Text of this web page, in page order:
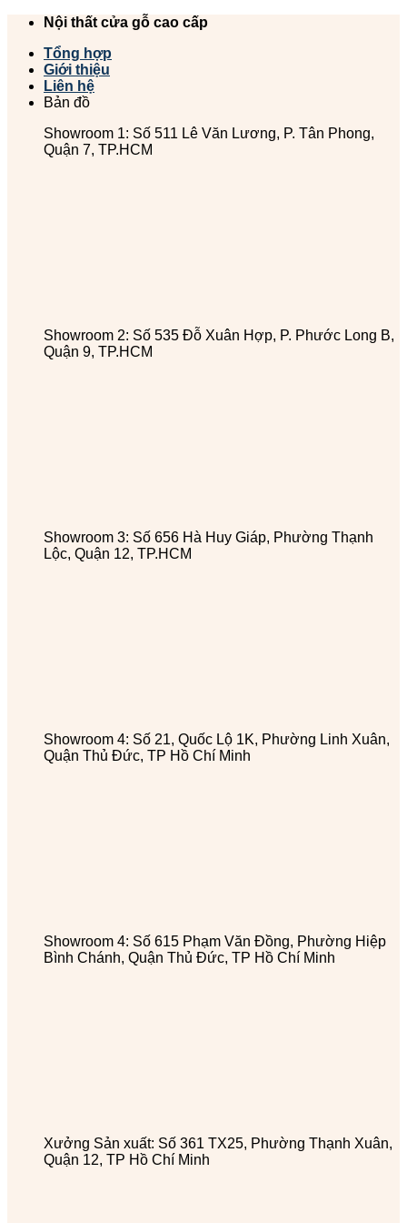
Chuyển
dung
Nội thất cửa gỗ cao cấp
Tổng hợp
Giới thiệu
Liên hệ
Bản đồ
Showroom 1: Số 511 Lê Văn Lương, P. Tân Phong,
Quận 7, TP.HCM
Showroom 2: Số 535 Đỗ Xuân Hợp, P. Phước Long B,
Quận 9, TP.HCM
Showroom 3: Số 656 Hà Huy Giáp, Phường Thạnh
Lộc, Quận 12, TP.HCM
Showroom 4: Số 21, Quốc Lộ 1K, Phường Linh Xuân,
Quận Thủ Đức, TP Hồ Chí Minh
Showroom 4: Số 615 Phạm Văn Đồng, Phường Hiệp
Bình Chánh, Quận Thủ Đức, TP Hồ Chí Minh
Xưởng Sản xuất: Số 361 TX25, Phường Thạnh Xuân,
Quận 12, TP Hồ Chí Minh